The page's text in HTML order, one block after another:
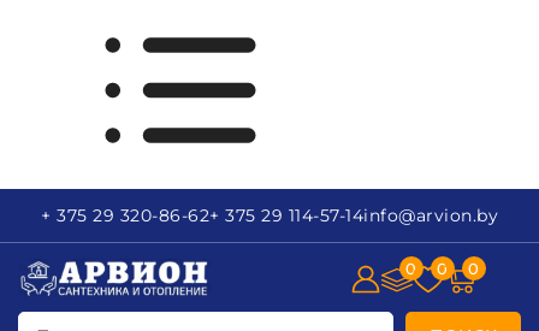
+ 375 29 320-86-62+ 375 29 114-57-14info@arvion.by
0 0 0